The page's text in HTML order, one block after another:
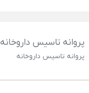
پروانه تاسیس داروخانه
پروانه تاسیس داروخانه